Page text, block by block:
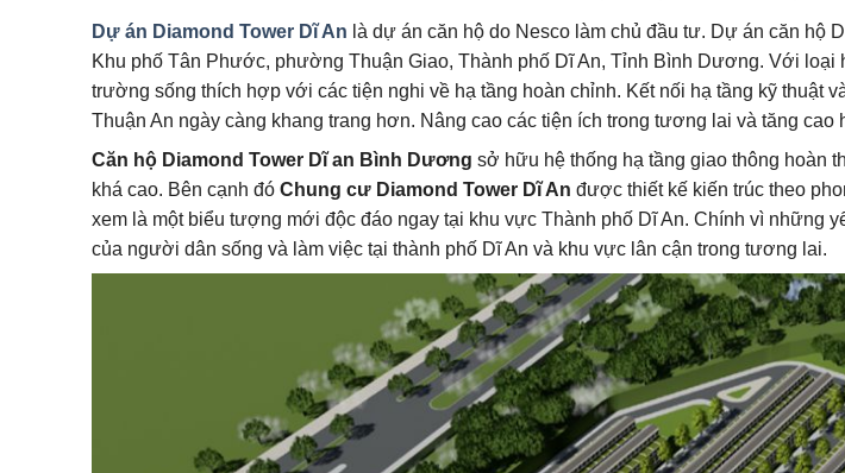
Dự án Diamond Tower Dĩ An là dự án căn hộ do Nesco làm chủ đầu tư. Dự án căn hộ
Khu phố Tân Phước, phường Thuận Giao, Thành phố Dĩ An, Tỉnh Bình Dương. Với
trường sống thích hợp với các tiện nghi về hạ tầng hoàn chỉnh. Kết nối hạ tầng kỹ thuật
Thuận An ngày càng khang trang hơn. Nâng cao các tiện ích trong tương lai và tăng
Căn hộ Diamond Tower Dĩ an Bình Dương sở hữu hệ thống hạ tầng giao thông hoàn
khá cao. Bên cạnh đó Chung cư Diamond Tower Dĩ An được thiết kế kiến trúc theo
xem là một biểu tượng mới độc đáo ngay tại khu vực Thành phố Dĩ An. Chính vì những
của người dân sống và làm việc tại thành phố Dĩ An và khu vực lân cận trong tương lai.